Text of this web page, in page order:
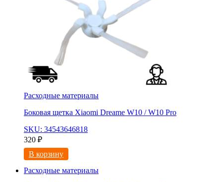
Расходные материалы
Боковая щетка Xiaomi Dreame W10 / W10 Pro
SKU: 34543646818
320 ₽
В корзину
Расходные материалы